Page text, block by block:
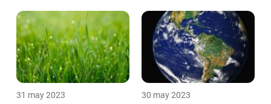
31 may 2023 30 may 2023